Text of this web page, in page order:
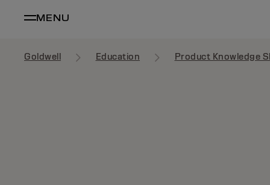
MENU
Goldwell Education Product Knowledge